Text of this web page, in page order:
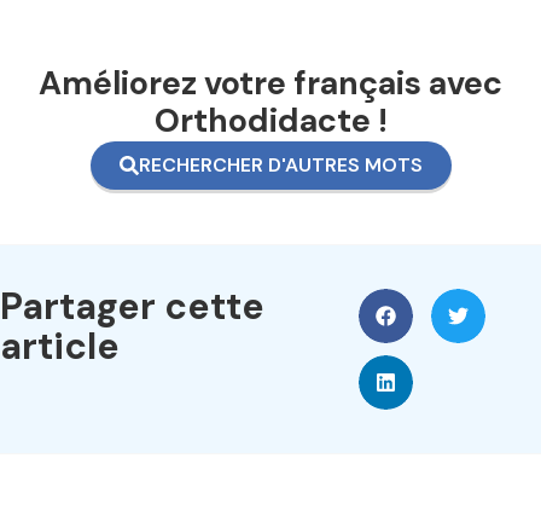
Améliorez votre français avec
Orthodidacte !
RECHERCHER D'AUTRES MOTS
Partager cette
article